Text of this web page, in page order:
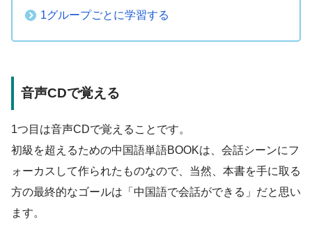
1グループごとに学習する
音声CDで覚える
1つ目は音声CDで覚えることです。
初級を超えるための中国語単語BOOKは、会話シーンにフ
ォーカスして作られたものなので、当然、本書を手に取る
方の最終的なゴールは「中国語で会話ができる」だと思い
ます。